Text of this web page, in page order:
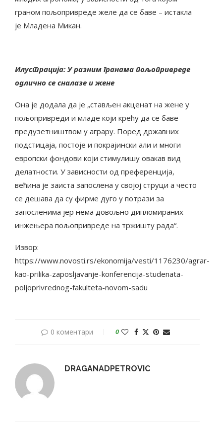
граном пољопривреде желе да се баве – истакла
је Младена Микан.
Илустрација: У разним гранама пољопривреде
одлично се сналазе и жене
Она је додала да је „стављен акценат на жене у
пољопривреди и младе који крећу да се баве
предузетништвом у аграру. Поред државних
подстицаја, постоје и покрајински али и многи
европски фондови који стимулишу овакав вид
делатности. У зависности од преференција,
већина је заиста запослена у својој струци а често
се дешава да су фирме дуго у потрази за
запосленима јер нема довољно дипломираних
инжењера пољопривреде на тржишту рада“.
Извор:
https://www.novosti.rs/ekonomija/vesti/1176230/agrar-
kao-prilika-zaposljavanje-konferencija-studenata-
poljoprivrednog-fakulteta-novom-sadu
0 коментари 0
DRAGANADPETROVIC